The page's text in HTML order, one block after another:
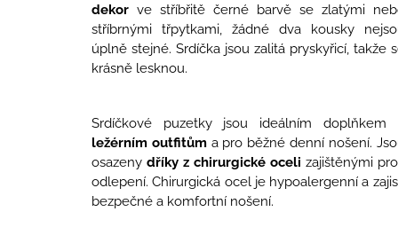
dekor ve stříbřitě černé barvě se zlatými
stříbrnými třpytkami, žádné dva kousky
úplně stejné. Srdíčka jsou zalitá pryskyřicí, takže
krásně lesknou.
Srdíčkové puzetky jsou ideálním doplňkem
ležérním outfitůma pro běžné denní nošení.
osazeny dříky z chirurgické oceli zajištěnými
odlepení. Chirurgická ocel je hypoalergenní a
bezpečné a komfortní nošení.